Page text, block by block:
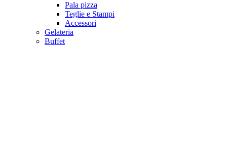
Pala pizza
Teglie e Stampi
Accessori
Gelateria
Buffet